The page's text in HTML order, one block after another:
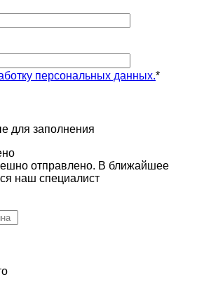
персональных данных.*
для заполнения
отправлено. В ближайшее
наш специалист